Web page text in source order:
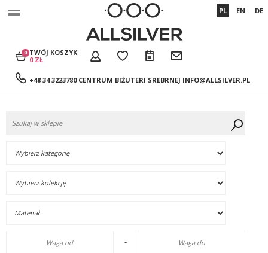
+48 34 3223780 CENTRUM BIŻUTERI SREBRNEJ INFO@ALLSILVER.PL
TWÓJ KOSZYK
0 ZŁ
0
PL EN DE
-